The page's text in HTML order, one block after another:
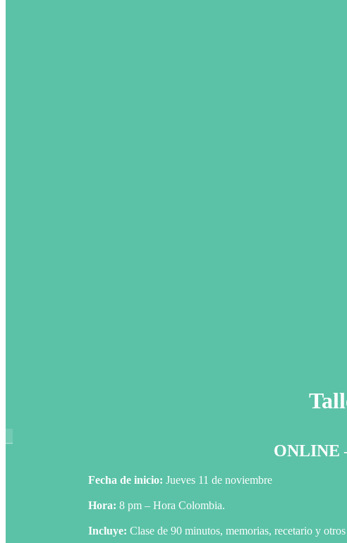
ONLINE
Fecha de inicio: Jueves 11 de noviembre
Hora: 8 pm – Hora Colombia.
Incluye: Clase de 90 minutos, memorias, recetario y